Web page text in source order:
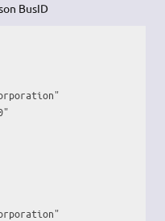
BusID